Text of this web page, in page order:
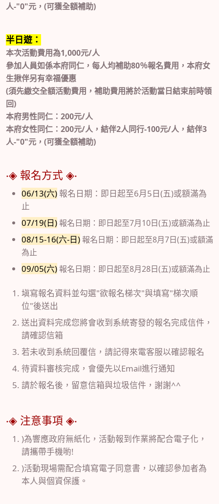
人-"0"元，(可獲全額補助)
半日遊：
本次活動費用為1,000元/人
參加人員如係本府同仁，每人均補助80％報名費用，本府女
生揪伴另有幸福優惠
(須先繳交全額活動費用，補助費用將於活動當日結束前時領
回)
本府男性同仁：200元/人
本府女性同仁：200元/人，結伴2人同行-100元/人，結伴3
人-"0"元，(可獲全額補助)
‧◈ 報名方式 ◈‧
06/13(六)報名日期：即日起至6月5日(五)或額滿為
止
07/19(日)報名日期：即日起至7月10日(五)或額滿為止
08/15-16(六-日)報名日期：即日起至8月7日(五)或額滿
為止
09/05(六)報名日期：即日起至8月28日(五)或額滿為止
塡寫報名資料並勾選"欲報名梯次"與填寫"梯次順
位"後送出
送出資料完成您將會收到系統寄發的報名完成信件，
請確認信箱
若未收到系統回覆信，請記得來電客服以確認報名
待資料審核完成，會優先以Email進行通知
請於報名後，留意信箱與垃圾信件，謝謝^^
‧◈ 注意事項 ◈‧
)為響應政府無紙化，活動報到作業將配合電子化，
請攜帶手機喲!
)活動現場需配合填寫電子同意書，以確認參加者為
本人與個資保護。